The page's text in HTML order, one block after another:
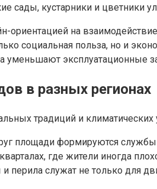
сады, кустарники и цветники
ориентацией на
социальная польза, но и
уменьшают эксплуатационные
в разных регионах
традиций и
площади формируются
где жители иногда
перила служат не только для